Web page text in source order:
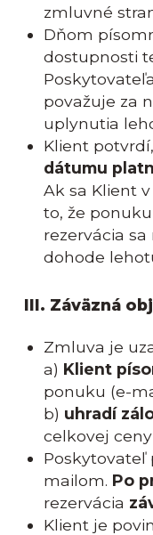
zmluvné
Dňom
dostupnosti
považuje za
uplynutia
Klient
dátumu
Ak sa Klient
to, že
rezervácia
dohode
III. Záväzná
Zmluva je
a) Klient
ponuku (e-
b) uhradí
celkovej
Poskytovateľ
mailom. Po
rezervácia
Klient je